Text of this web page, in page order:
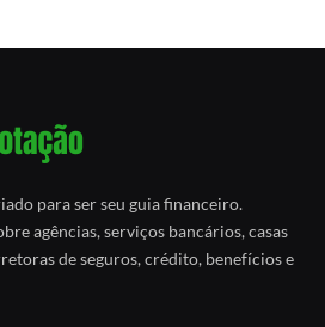
para ser seu guia financeiro.
agências, serviços bancários, casas
de seguros, crédito, benefícios e